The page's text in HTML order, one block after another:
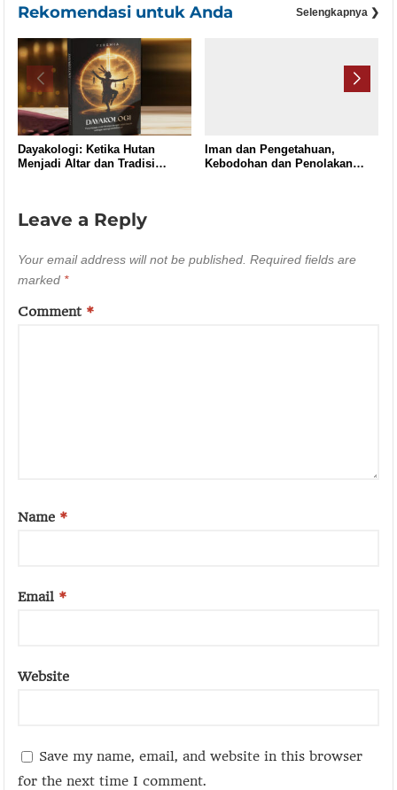
Rekomendasi untuk Anda Selengkapnya ❯
Dayakologi: Ketika Hutan
Menjadi Altar dan Tradisi
Iman dan Pengetahuan,
Kebodohan dan Penolakan
Leave a Reply
Your email address will not be published. Required fields are
marked *
Comment *
Name *
Email *
Website
Save my name, email, and website in this browser
for the next time I comment.